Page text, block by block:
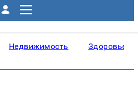
Недвижимость Здоровье